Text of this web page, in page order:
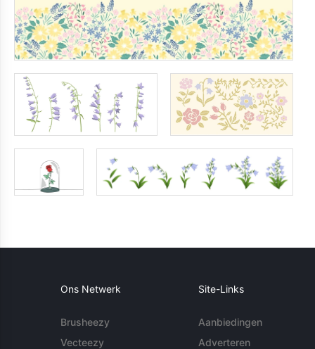
Ons Netwerk
Brusheezy
Vecteezy
Site-Links
Aanbiedingen
Adverteren